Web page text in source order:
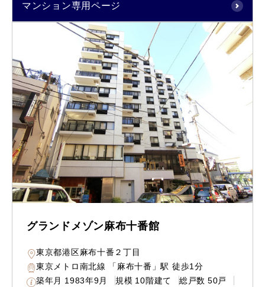
マンション専用ページ
グランドメゾン麻布十番館
東京都港区麻布十番２丁目
東京メトロ南北線 「麻布十番」駅 徒歩1分
築年月 1983年9月 規模 10階建て 総戸数 50戸